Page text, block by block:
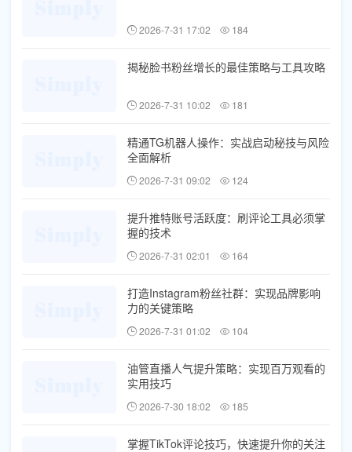
2026-7-31 17:02 184
揭秘脸书粉丝增长的最佳策略与工具攻略
2026-7-31 10:02 181
精通TG机器人操作：实战启动秘技与风险
全面解析
2026-7-31 09:02 124
提升推特账号活跃度：刷评论工具必须掌
握的技术
2026-7-31 02:01 164
打造Instagram粉丝社群：实现品牌影响
力的关键策略
2026-7-31 01:02 104
油管直播人气提升策略：实现百万观看的
实用技巧
2026-7-30 18:02 185
掌握TikTok评论技巧，快速提升你的关注